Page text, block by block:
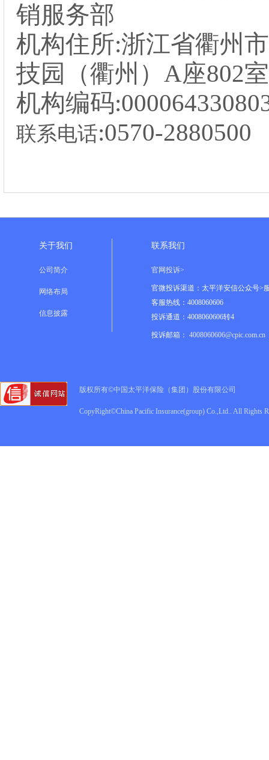
销服务部
机构住所:浙江省衢州
技园（衢州）A座802
机构编码:00006433
联系电话:0570-2880500
关于我们
公司简介
网络布局
信息披露
联系我们
官网投诉>
官微投诉渠道：太平洋安信公众号>
客服热线：4008060606
投诉通道：4008060606转4
投诉邮箱： 4008060606@cpic.com.cn
版权所有©中国太平洋保险（集团）股份有限公司
CopyRight©China Pacific Insurance(group) Co.,Ltd.. All Rights